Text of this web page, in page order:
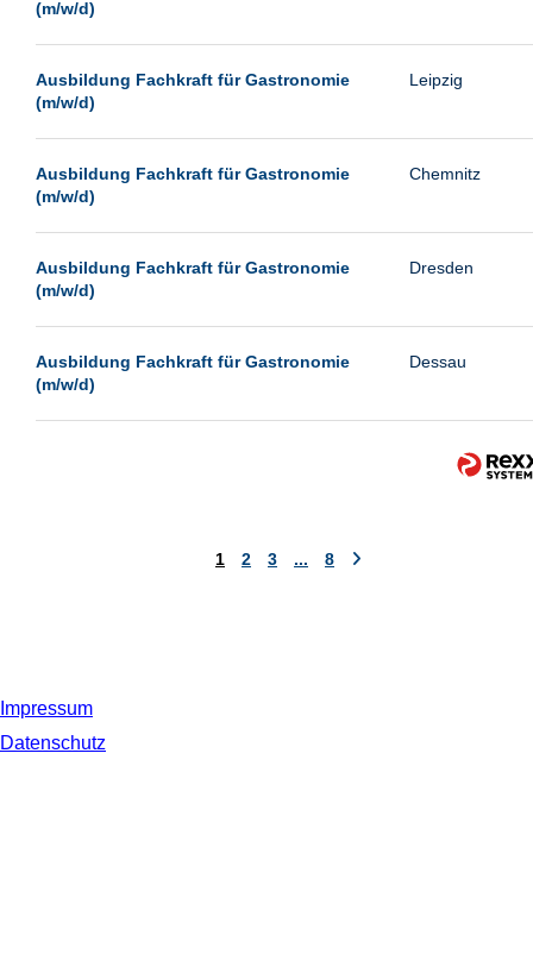
(m/w/d)
Ausbildung Fachkraft für Gastronomie
(m/w/d)
Leipzig
Ausbildung Fachkraft für Gastronomie
(m/w/d)
Chemnitz
Ausbildung Fachkraft für Gastronomie
(m/w/d)
Dresden
Ausbildung Fachkraft für Gastronomie
(m/w/d)
Dessau
1 2 3 ... 8
Impressum
Datenschutz